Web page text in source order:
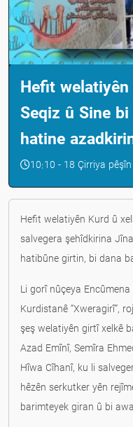
Hefit
Seqiz û Sine
hatine
10:10 - 18 Çirriya
Hefit welatiyên Kurd û
salvegera şehîdkirina
hatibûne girtin, bi dana
Li gorî nûçeya
Kurdistanê “Xweragirî”,
şeş welatiyên girtî xelkê
Azad Emînî, Semîra
Hîwa Cîhanî, ku li
hêzên serkutker yên
barimteyek giran û bi